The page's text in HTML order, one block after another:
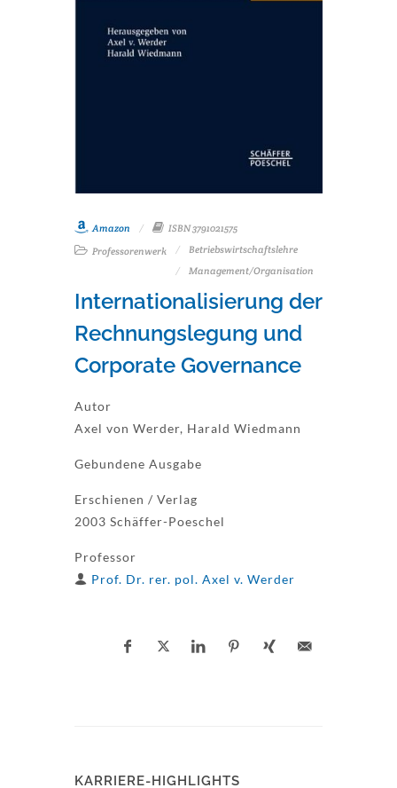
Amazon
ISBN 3791021575
Professorenwerk
Betriebswirtschaftslehre
Management/Organisation
Internationalisierung der
Rechnungslegung und
Corporate Governance
Autor
Axel von Werder, Harald Wiedmann
Gebundene Ausgabe
Erschienen / Verlag
2003 Schäffer-Poeschel
Professor
Prof. Dr. rer. pol. Axel v. Werder
KARRIERE-HIGHLIGHTS